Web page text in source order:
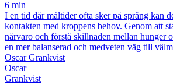
6 min
I en tid där måltider ofta sker på språng kan
kontakten med kroppens behov. Genom att
närvaro och förstå skillnaden mellan hunger
en mer balanserad och medveten väg till
Oscar Grankvist
Oscar
Grankvist